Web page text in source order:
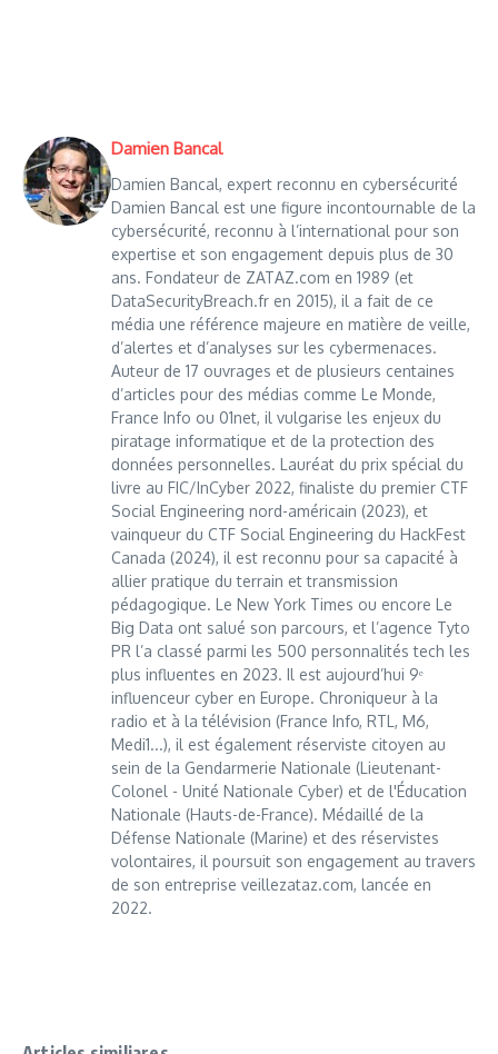
Damien Bancal
Damien Bancal, expert reconnu en cybersécurité
Damien Bancal est une figure incontournable de la
cybersécurité, reconnu à l’international pour son
expertise et son engagement depuis plus de 30
ans. Fondateur de ZATAZ.com en 1989 (et
DataSecurityBreach.fr en 2015), il a fait de ce
média une référence majeure en matière de veille,
d’alertes et d’analyses sur les cybermenaces.
Auteur de 17 ouvrages et de plusieurs centaines
d’articles pour des médias comme Le Monde,
France Info ou 01net, il vulgarise les enjeux du
piratage informatique et de la protection des
données personnelles. Lauréat du prix spécial du
livre au FIC/InCyber 2022, finaliste du premier CTF
Social Engineering nord-américain (2023), et
vainqueur du CTF Social Engineering du HackFest
Canada (2024), il est reconnu pour sa capacité à
allier pratique du terrain et transmission
pédagogique. Le New York Times ou encore Le
Big Data ont salué son parcours, et l’agence Tyto
PR l’a classé parmi les 500 personnalités tech les
plus influentes en 2023. Il est aujourd’hui 9ᵉ
influenceur cyber en Europe. Chroniqueur à la
radio et à la télévision (France Info, RTL, M6,
Medi1...), il est également réserviste citoyen au
sein de la Gendarmerie Nationale (Lieutenant-
Colonel - Unité Nationale Cyber) et de l'Éducation
Nationale (Hauts-de-France). Médaillé de la
Défense Nationale (Marine) et des réservistes
volontaires, il poursuit son engagement au travers
de son entreprise veillezataz.com, lancée en
2022.